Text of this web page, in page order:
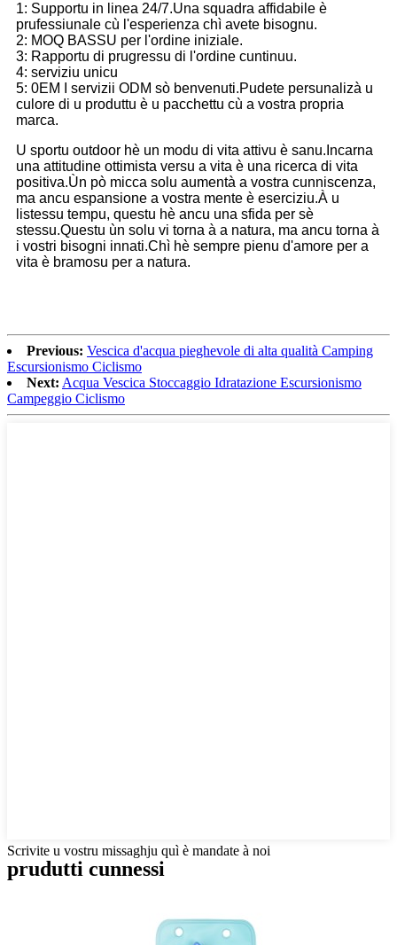
1: Supportu in linea 24/7.Una squadra affidabile è
prufessiunale cù l'esperienza chì avete bisognu.
2: MOQ BASSU per l'ordine iniziale.
3: Rapportu di prugressu di l'ordine cuntinuu.
4: serviziu unicu
5: 0EM I servizii ODM sò benvenuti.Pudete persunalizà u
culore di u produttu è u pacchettu cù a vostra propria
marca.
U sportu outdoor hè un modu di vita attivu è sanu.Incarna
una attitudine ottimista versu a vita è una ricerca di vita
positiva.Ùn pò micca solu aumentà a vostra cunniscenza,
ma ancu espansione a vostra mente è eserciziu.À u
listessu tempu, questu hè ancu una sfida per sè
stessu.Questu ùn solu vi torna à a natura, ma ancu torna à
i vostri bisogni innati.Chì hè sempre pienu d'amore per a
vita è bramosu per a natura.
Previous: Vescica d'acqua pieghevole di alta qualità Camping
Escursionismo Ciclismo
Next: Acqua Vescica Stoccaggio Idratazione Escursionismo
Campeggio Ciclismo
Scrivite u vostru missaghju quì è mandate à noi
prudutti cunnessi